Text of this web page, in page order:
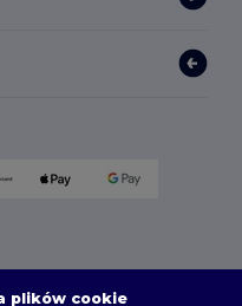
plików cookie